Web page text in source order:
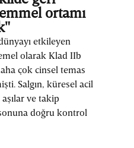
ortamı
etkileyen
olarak Klad IIb
çok cinsel temas
Salgın, küresel acil
ve takip
doğru kontrol